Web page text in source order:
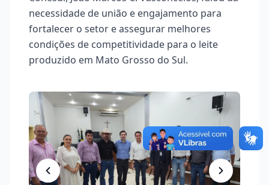
necessidade de união e engajamento para
fortalecer o setor e assegurar melhores
condições de competitividade para o leite
produzido em Mato Grosso do Sul.